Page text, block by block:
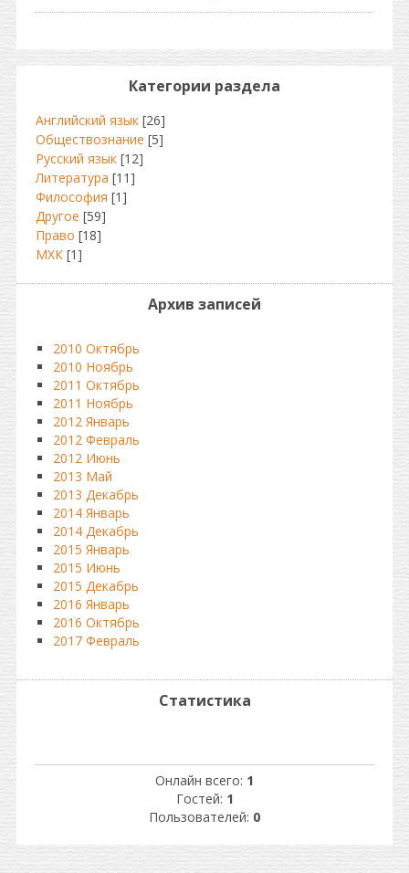
Категории раздела
Английский язык [26]
Обществознание [5]
Русский язык [12]
Литература [11]
Философия [1]
Другое [59]
Право [18]
МХК [1]
Архив записей
2010 Октябрь
2010 Ноябрь
2011 Октябрь
2011 Ноябрь
2012 Январь
2012 Февраль
2012 Июнь
2013 Май
2013 Декабрь
2014 Январь
2014 Декабрь
2015 Январь
2015 Июнь
2015 Декабрь
2016 Январь
2016 Октябрь
2017 Февраль
Статистика
Онлайн всего: 1
Гостей: 1
Пользователей: 0